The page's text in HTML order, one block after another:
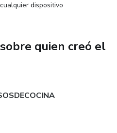
dispositivo
quien creó el